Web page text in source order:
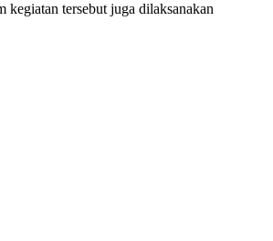
tersebut juga dilaksanakan